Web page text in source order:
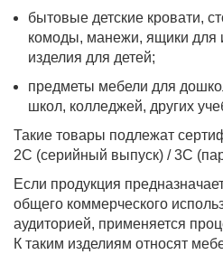
бытовые детские кровати,
комоды, манежи, ящики для
изделия для детей;
предметы мебели для
школ, колледжей, других
Такие товары подлежат
2С (серийный выпуск) / 3С
Если продукция
общего коммерческого
аудиторией, применяется
К таким изделиям относят